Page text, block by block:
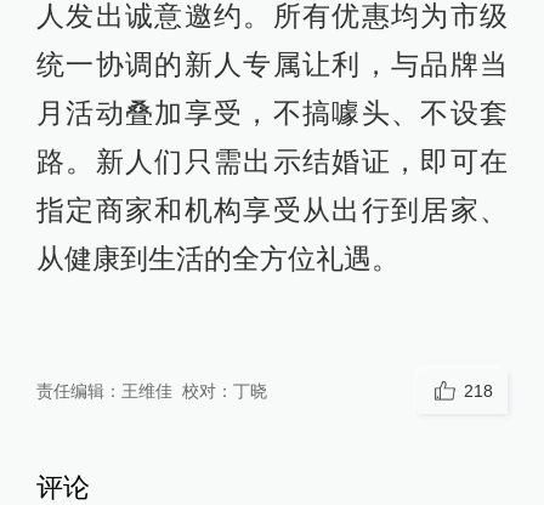
人发出诚意邀约。所有优惠均为市级
统一协调的新人专属让利，与品牌当
月活动叠加享受，不搞噱头、不设套
路。新人们只需出示结婚证，即可在
指定商家和机构享受从出行到居家、
从健康到生活的全方位礼遇。
责任编辑： 王维佳 校对： 丁晓 218
评论